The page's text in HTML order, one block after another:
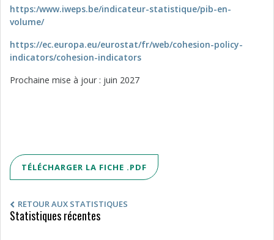
https:/www.iweps.be/indicateur-statistique/pib-en-
volume/
https://ec.europa.eu/eurostat/fr/web/cohesion-policy-
indicators/cohesion-indicators
Prochaine mise à jour : juin 2027
TÉLÉCHARGER LA FICHE .PDF
RETOUR AUX STATISTIQUES
Statistiques récentes